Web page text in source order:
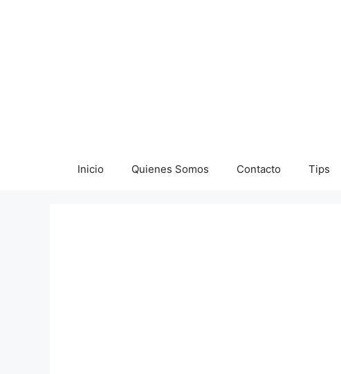
Inicio Quienes Somos Contacto Tips